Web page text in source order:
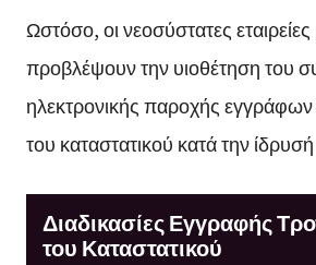
Ωστόσο, οι νεοσύστατες
προβλέψουν την υιοθέτηση του
ηλεκτρονικής παροχής
του καταστατικού κατά την
Διαδικασίες Εγγραφής
του Καταστατικού